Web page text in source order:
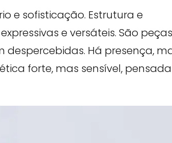
e sofisticação. Estrutura e
e versáteis. São
Há presença,
forte, mas sensível,